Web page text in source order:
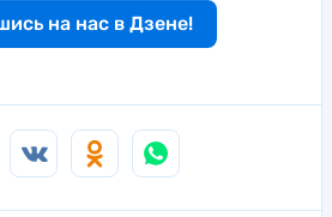
на нас в Дзене!